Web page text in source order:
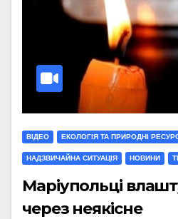
ВІДЕО ЕКОЛОГІЯ ТА ПРИРОДНІ
НАДЗВИЧАЙНА СИТУАЦІЯ НОВИНИ
Маріупольці
через неякісне